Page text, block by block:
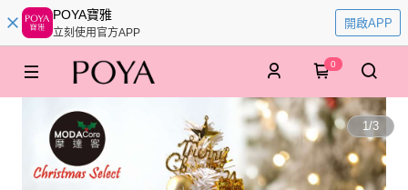
POYA寶雅
立刻使用官方APP
開啟APP
0
1/3